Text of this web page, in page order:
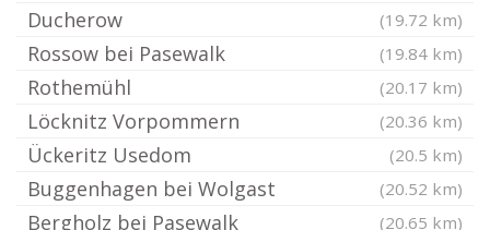
Ducherow (19.72 km)
Rossow bei Pasewalk (19.84 km)
Rothemühl (20.17 km)
Löcknitz Vorpommern (20.36 km)
Ückeritz Usedom (20.5 km)
Buggenhagen bei Wolgast (20.52 km)
Bergholz bei Pasewalk (20.65 km)